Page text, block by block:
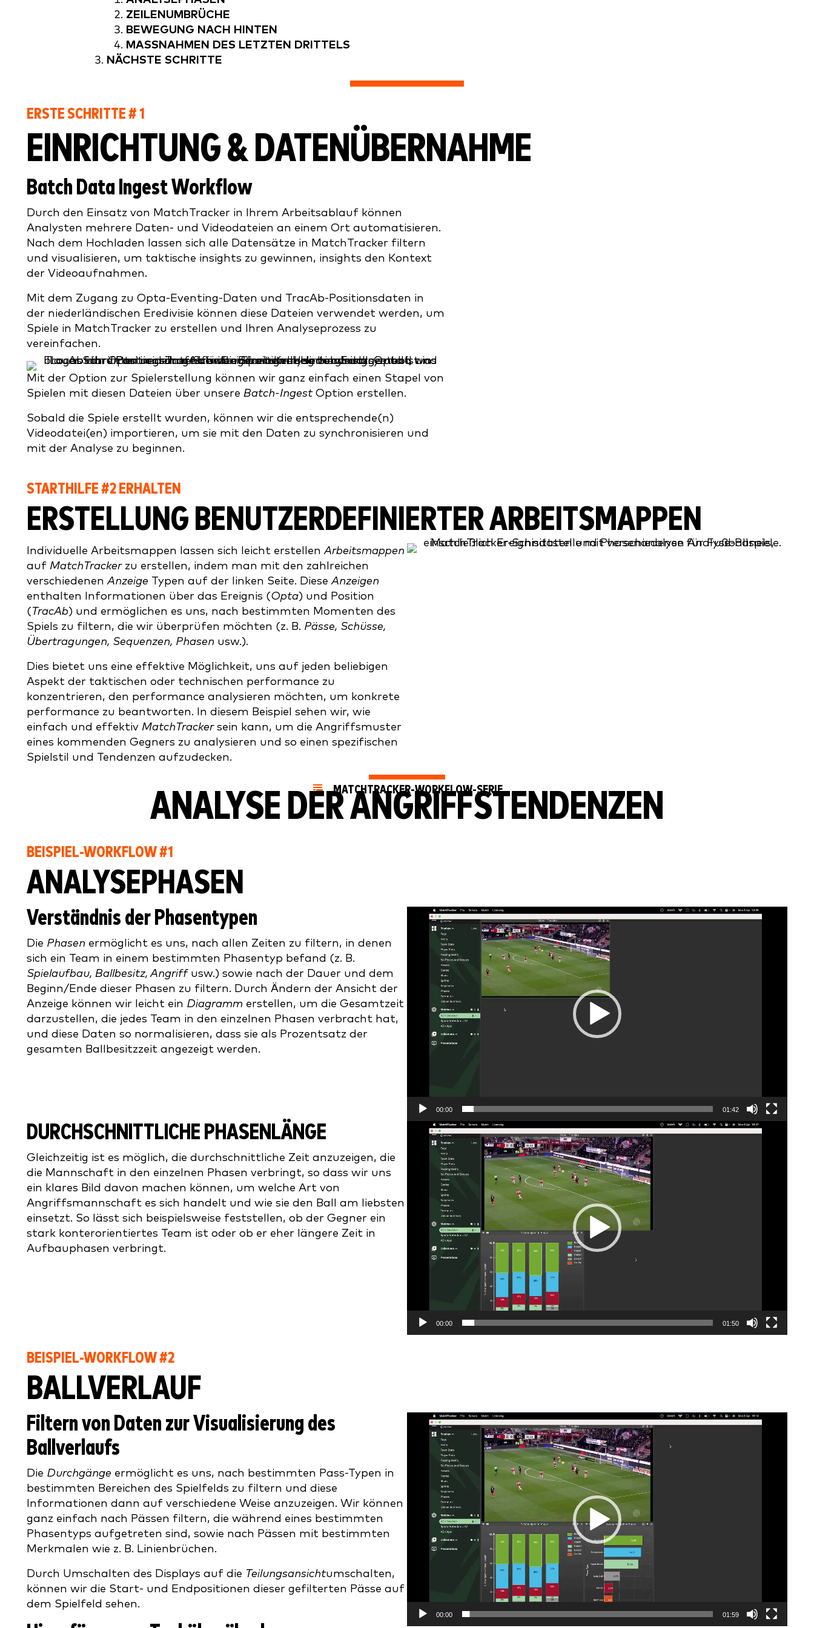
ZEILENUMBRÜCHE
BEWEGUNG NACH HINTEN
MASSNAHMEN DES LETZTEN DRITTELS
NÄCHSTE SCHRITTE
ERSTE SCHRITTE # 1
EINRICHTUNG & DATENÜBERNAHME
Batch Data Ingest Workflow
Durch den Einsatz von MatchTracker in Ihrem Arbeitsablauf können
Analysten mehrere Daten- und Videodateien an einem Ort automatisieren.
Nach dem Hochladen lassen sich alle Datensätze in MatchTracker filtern
und visualisieren, um taktische insights zu gewinnen, insights den Kontext
der Videoaufnahmen.
Mit dem Zugang zu Opta-Eventing-Daten und TracAb-Positionsdaten in
der niederländischen Eredivisie können diese Dateien verwendet werden, um
Spiele in MatchTracker zu erstellen und Ihren Analyseprozess zu
vereinfachen.
Mit der Option zur Spielerstellung können wir ganz einfach einen Stapel von
Spielen mit diesen Dateien über unsere Batch-IngestOption erstellen.
Sobald die Spiele erstellt wurden, können wir die entsprechende(n)
Videodatei(en) importieren, um sie mit den Daten zu synchronisieren und
mit der Analyse zu beginnen.
STARTHILFE #2 ERHALTEN
ERSTELLUNG BENUTZERDEFINIERTER ARBEITSMAPPEN
Individuelle Arbeitsmappen lassen sich leicht erstellenArbeitsmappen
auf MatchTrackerzu erstellen, indem man mit den zahlreichen
verschiedenenAnzeige Typen auf der linken Seite. DieseAnzeigen
enthalten Informationen über das Ereignis (Opta) und Position
(TracAb) und ermöglichen es uns, nach bestimmten Momenten des
Spiels zu filtern, die wir überprüfen möchten (z. B. Pässe, Schüsse,
Übertragungen, Sequenzen, Phasen usw.).
Dies bietet uns eine effektive Möglichkeit, uns auf jeden beliebigen
Aspekt der taktischen oder technischen performance zu
konzentrieren, den performance analysieren möchten, um konkrete
performance zu beantworten. In diesem Beispiel sehen wir, wie
einfach und effektiv MatchTrackersein kann, um die Angriffsmuster
eines kommenden Gegners zu analysieren und so einen spezifischen
Spielstil und Tendenzen aufzudecken.
MATCHTRACKER-WORKFLOW-SERIE
ANALYSE DER ANGRIFFSTENDENZEN
BEISPIEL-WORKFLOW #1
ANALYSEPHASEN
Verständnis der Phasentypen
Die Phasen ermöglicht es uns, nach allen Zeiten zu filtern, in denen
sich ein Team in einem bestimmten Phasentyp befand (z. B.
Spielaufbau, Ballbesitz, Angriffusw.) sowie nach der Dauer und dem
Beginn/Ende dieser Phasen zu filtern. Durch Ändern der Ansicht der
Anzeige können wir leicht ein Diagramm erstellen, um die Gesamtzeit
darzustellen, die jedes Team in den einzelnen Phasen verbracht hat,
und diese Daten so normalisieren, dass sie als Prozentsatz der
gesamten Ballbesitzzeit angezeigt werden.
Video
Player
00:00 01:42
DURCHSCHNITTLICHE PHASENLÄNGE
Gleichzeitig ist es möglich, die durchschnittliche Zeit anzuzeigen, die
die Mannschaft in den einzelnen Phasen verbringt, so dass wir uns
ein klares Bild davon machen können, um welche Art von
Angriffsmannschaft es sich handelt und wie sie den Ball am liebsten
einsetzt. So lässt sich beispielsweise feststellen, ob der Gegner ein
stark konterorientiertes Team ist oder ob er eher längere Zeit in
Aufbauphasen verbringt.
Video
Player
00:00 01:50
BEISPIEL-WORKFLOW #2
BALLVERLAUF
Filtern von Daten zur Visualisierung des
Ballverlaufs
Die Durchgänge ermöglicht es uns, nach bestimmten Pass-Typen in
bestimmten Bereichen des Spielfelds zu filtern und diese
Informationen dann auf verschiedene Weise anzuzeigen. Wir können
ganz einfach nach Pässen filtern, die während eines bestimmten
Phasentyps aufgetreten sind, sowie nach Pässen mit bestimmten
Merkmalen wie z. B. Linienbrüchen.
Durch Umschalten des Displays auf die Teilungsansichtumschalten,
können wir die Start- und Endpositionen dieser gefilterten Pässe auf
dem Spielfeld sehen.
Video
Player
00:00 01:59